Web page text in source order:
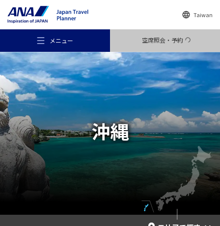
Taiwan
メニュー 空席照会・予約
おすすめの旅
旅のアイデア
沖縄